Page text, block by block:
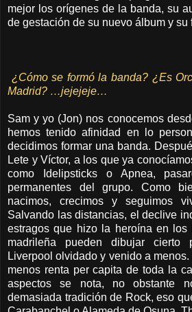
mejor los orígenes de la banda, su
de gestación de su nuevo álbum y su
¿Cómo se formó la banda? ¿Es
Madrid? …jejejeje…
Sam y yo (Jon) nos conocemos
hemos tenido afinidad en lo
decidimos formar una banda.
Lete y Víctor, a los que ya
como Idelipsticks o Apnea,
permanentes del grupo. Como
nacimos, crecimos y seguimos
Salvando las distancias, el declive
estragos que hizo la heroína en los
madrileña pueden dibujar cierto
Liverpool olvidado y venido a
menos renta per capita de toda la
aspectos se nota, no obstante
demasiada tradición de Rock, eso